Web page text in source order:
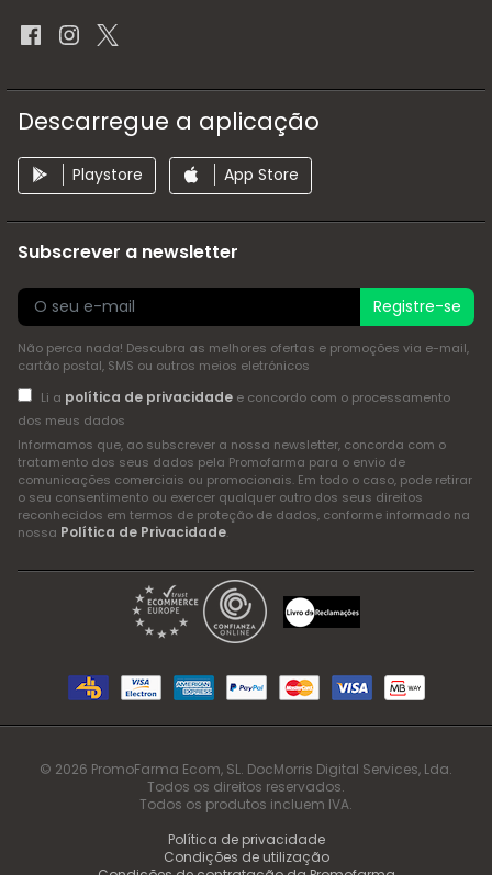
Descarregue a aplicação
Playstore App Store
Subscrever a newsletter
Registre-se
Não perca nada! Descubra as melhores ofertas e promoções via e-mail,
cartão postal, SMS ou outros meios eletrónicos
Li a política de privacidadee concordo com o processamento
dos meus dados
Informamos que, ao subscrever a nossa newsletter, concorda com o
tratamento dos seus dados pela Promofarma para o envio de
comunicações comerciais ou promocionais. Em todo o caso, pode retirar
o seu consentimento ou exercer qualquer outro dos seus direitos
reconhecidos em termos de proteção de dados, conforme informado na
nossa Política de Privacidade.
© 2026 PromoFarma Ecom, SL. DocMorris Digital Services, Lda.
Todos os direitos reservados.
Todos os produtos incluem IVA.
Política de privacidade
Condições de utilização